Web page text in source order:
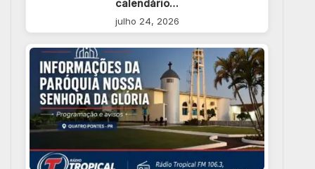
calendário…
julho 24, 2026